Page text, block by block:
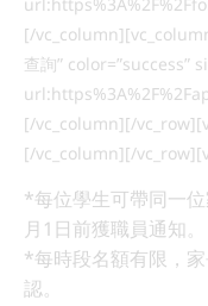
[/
查詢” color=”success”
[/vc_column][/
[/vc_column][/
*每位學生可帶同一
月1日前獲職員通知。
*每時段名額有限，
認。